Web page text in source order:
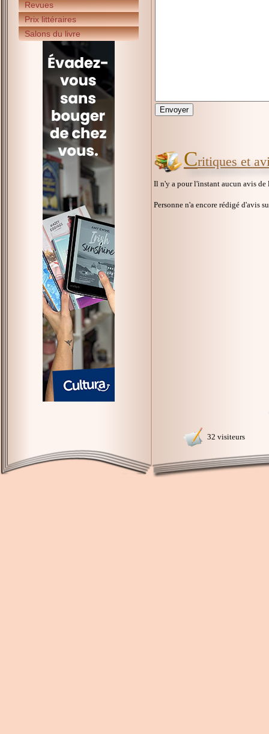
Revues
Prix littéraires
Salons du livre
Critiques et
Il n'y a pour l'instant aucun avis
Personne n'a encore rédigé d'avis
32 visiteurs